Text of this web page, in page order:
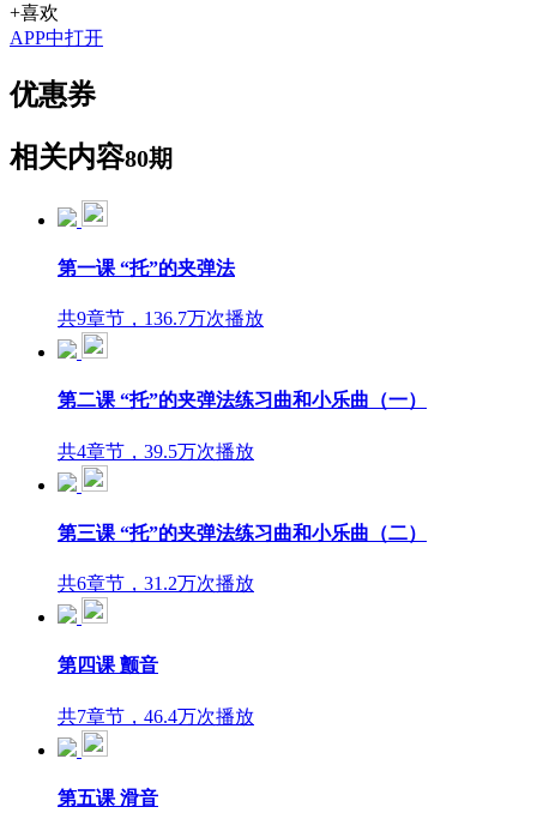
+喜欢
APP中打开
优惠券
相关内容80期
第一课 “托”的夹弹法
共9章节，136.7万次播放
第二课 “托”的夹弹法练习曲和小乐曲（一）
共4章节，39.5万次播放
第三课 “托”的夹弹法练习曲和小乐曲（二）
共6章节，31.2万次播放
第四课 颤音
共7章节，46.4万次播放
第五课 滑音